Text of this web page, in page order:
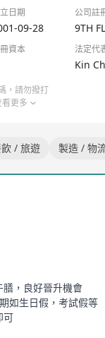
去處理食材，如生
品安全。
日期 公司註
09-28 9TH
資本 法定代
Kin
，請勿撥打
看更多
/ 旅遊 製造 / 物
，良好晉升機會
如生日假，考試假等
可